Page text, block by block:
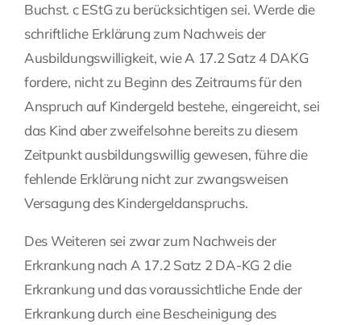
Buchst. c EStG zu berücksichtigen sei. Werde die
schriftliche Erklärung zum Nachweis der
Ausbildungswilligkeit, wie A 17.2 Satz 4 DAKG
fordere, nicht zu Beginn des Zeitraums für den
Anspruch auf Kindergeld bestehe, eingereicht, sei
das Kind aber zweifelsohne bereits zu diesem
Zeitpunkt ausbildungswillig gewesen, führe die
fehlende Erklärung nicht zur zwangsweisen
Versagung des Kindergeldanspruchs.
Des Weiteren sei zwar zum Nachweis der
Erkrankung nach A 17.2 Satz 2 DA-KG 2 die
Erkrankung und das voraussichtliche Ende der
Erkrankung durch eine Bescheinigung des